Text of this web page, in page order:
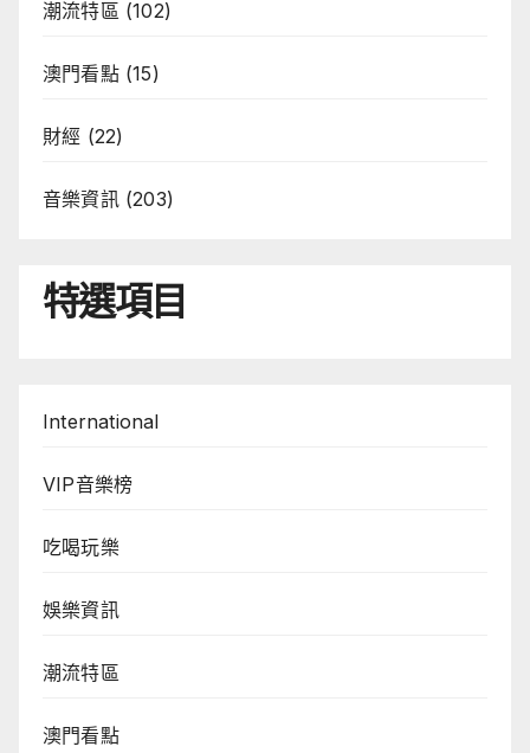
潮流特區 (102)
澳門看點(15)
財經 (22)
音樂資訊(203)
特選項目
International
VIP音樂榜
吃喝玩樂
娛樂資訊
潮流特區
澳門看點